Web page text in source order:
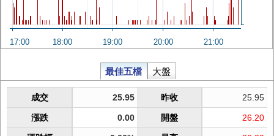
17:00 18:00 19:00 20:00 21:00
最佳五檔 大盤
成交 25.95 昨收 25.95
漲跌 0.00 開盤 26.20